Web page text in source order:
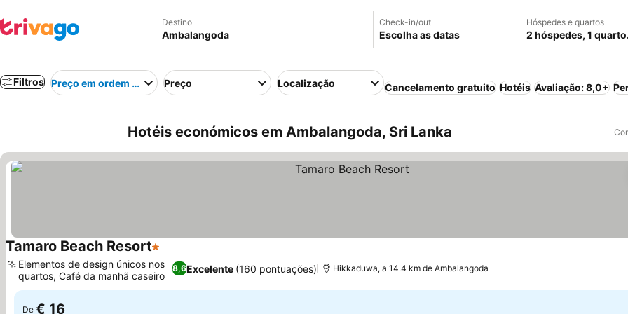
Destino Check-in/out
Escolha as datas
Hóspedes e quartos
2 hóspedes, 1 quarto.
Filtros Preço em ordem crescentePreço Localização Cancelamento gratuito Hotéis Avaliação: 8,0+
Hotéis económicos em Ambalangoda, Sri Lanka
Tamaro Beach Resort1 Estrelas
8,6Excelente (160 pontuações)
Elementos de design únicos nos
quartos, Café da manhã caseiro
Hikkaduwa, a 14.4 km de Ambalangoda
De € 16